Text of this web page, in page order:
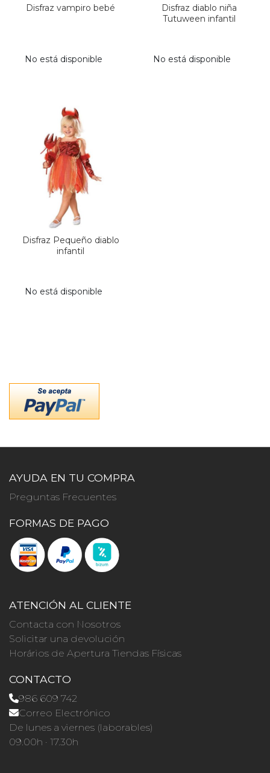
Disfraz vampiro bebé
No está disponible
Disfraz diablo niña
Tutuween infantil
No está disponible
Disfraz Pequeño diablo
infantil
No está disponible
AYUDA EN TU COMPRA
Preguntas Frecuentes
FORMAS DE PAGO
ATENCIÓN AL CLIENTE
Contacta con Nosotros
Solicitar una devolución
Horários de Apertura Tiendas Físicas
CONTACTO
986 609 742
Correo Electrónico
De lunes a viernes (laborables)
09.00h · 17.30h